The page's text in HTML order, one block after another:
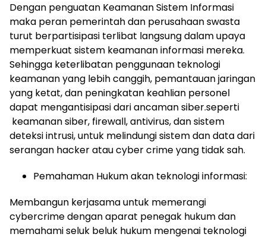
Dengan penguatan Keamanan Sistem Informasi
maka peran pemerintah dan perusahaan swasta
turut berpartisipasi terlibat langsung dalam upaya
memperkuat sistem keamanan informasi mereka.
Sehingga keterlibatan penggunaan teknologi
keamanan yang lebih canggih, pemantauan jaringan
yang ketat, dan peningkatan keahlian personel
dapat mengantisipasi dari ancaman siber.seperti
keamanan siber, firewall, antivirus, dan sistem
deteksi intrusi, untuk melindungi sistem dan data dari
serangan hacker atau cyber crime yang tidak sah.
Pemahaman Hukum akan teknologi informasi:
Membangun kerjasama untuk memerangi
cybercrime dengan aparat penegak hukum dan
memahami seluk beluk hukum mengenai teknologi